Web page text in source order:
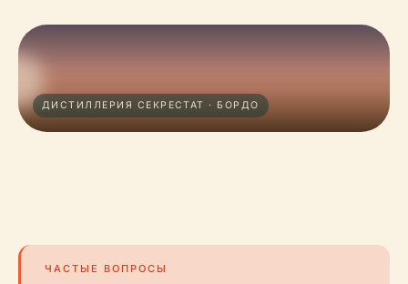
ДИСТИЛЛЕРИЯ СЕКРЕСТАТ · БОРДО
ЧАСТЫЕ ВОПРОСЫ